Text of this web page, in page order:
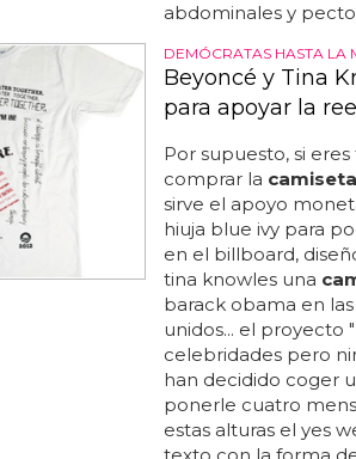
abdominales y
DEMÓCRATAS HASTA LA
Beyoncé y Tina
para apoyar la
Por supuesto, si
comprar la camiseta
sirve el apoyo
hiuja blue ivy para
en el billboard,
tina knowles una
barack obama en
unidos... el proyecto
celebridades pero
han decidido coger
ponerle cuatro
estas alturas el yes